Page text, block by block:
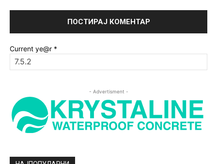
Current ye@r *
- Advertisment -